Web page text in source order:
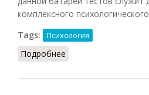
комплексного
Tags:
Психология
Подробнее